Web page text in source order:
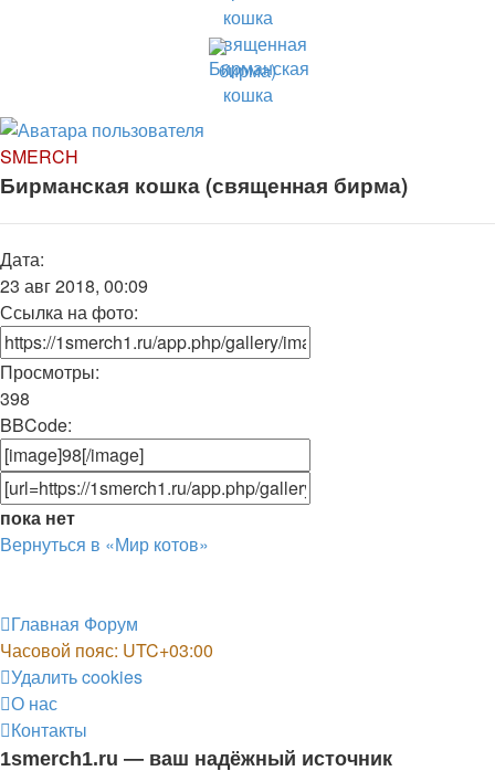
SMERCH
Бирманская кошка (священная бирма)
Дата:
23 авг 2018, 00:09
Ссылка на фото:
Просмотры:
398
BBCode:
пока нет
Вернуться в «Мир котов»
Главная Форум
Часовой пояс: UTC+03:00
Удалить cookies
О нас
Контакты
1smerch1.ru — ваш надёжный источник